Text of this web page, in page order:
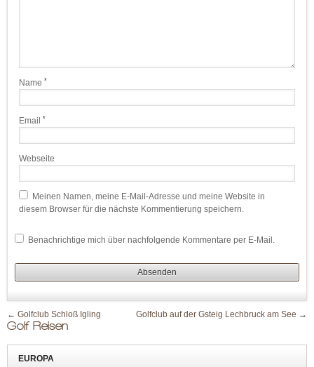
Name *
Email *
Webseite
Meinen Namen, meine E-Mail-Adresse und meine Website in
diesem Browser für die nächste Kommentierung speichern.
Benachrichtige mich über nachfolgende Kommentare per E-Mail.
← Golfclub Schloß Igling Golfclub auf der Gsteig Lechbruck am See →
Golf Reisen
EUROPA